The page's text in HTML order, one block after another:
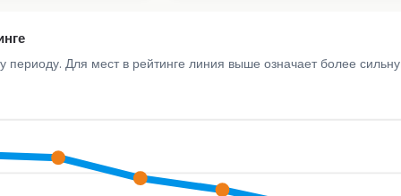
периоду. Для мест в рейтинге линия выше означает более